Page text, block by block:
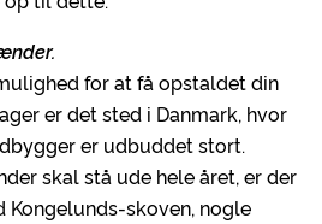
for at få opstaldet din
er det sted i Danmark, hvor
er udbuddet stort.
skal stå ude hele året, er der
skoven, nogle